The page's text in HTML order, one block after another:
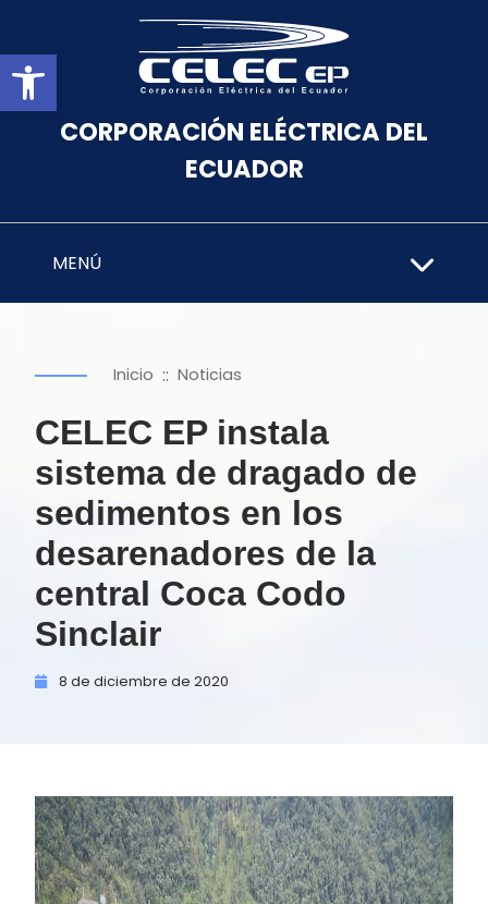
Abrir barra de herramientas
CORPORACIÓN ELÉCTRICA DEL
ECUADOR
MENÚ
Inicio :: Noticias
CELEC EP instala
sistema de dragado de
sedimentos en los
desarenadores de la
central Coca Codo
Sinclair
8 de diciembre de 2020